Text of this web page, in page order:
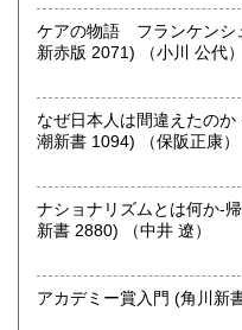
定休日：年中無休
書籍の買取について
不死鳥BOOKSでは、書籍
ゲーム、おもちゃ、骨董
きます。店主が、日本全国
取り扱い分野
哲学宗教、歴史、社会科
オールジャンル
ケアの物語 フランケンシ
新赤版 2071) （小川 公代）
なぜ日本人は間違えたの
潮新書 1094) （保阪正康）
ナショナリズムとは何か-
新書 2880) （中井 遼）